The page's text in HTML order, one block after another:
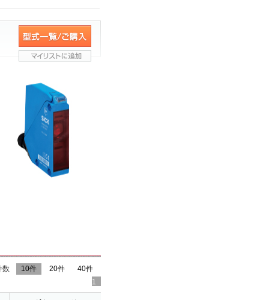
40件
20件
10件
数
1